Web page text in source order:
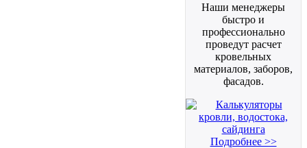
Наши менеджеры
быстро и
профессионально
проведут расчет
кровельных
материалов, заборов,
фасадов.
Подробнее >>